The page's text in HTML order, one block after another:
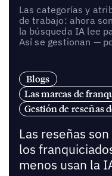
Las categorías y
de trabajo: ahora
la búsqueda IA lee
Así se gestionan —
Blogs
Las marcas de
Gestión de reseñas
Las reseñas
los
menos usan la